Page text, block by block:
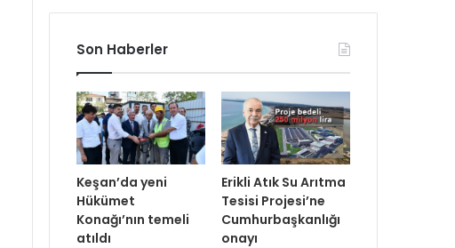
Son Haberler
Keşan’da yeni
Hükümet
Konağı’nın temeli
atıldı
Erikli Atık Su Arıtma
Tesisi Projesi’ne
Cumhurbaşkanlığı
onayı